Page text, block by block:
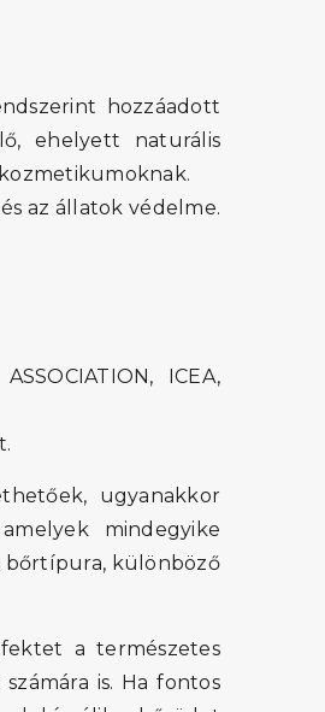
hozzáadott
ehelyett naturális
az állatok védelme.
ICEA,
ugyanakkor
mindegyike
bőrtípura, különböző
a természetes
is. Ha fontos